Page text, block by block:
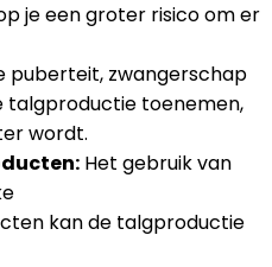
je een groter risico om er
puberteit, zwangerschap
talgproductie toenemen,
wordt.
Het gebruik van
kan de talgproductie